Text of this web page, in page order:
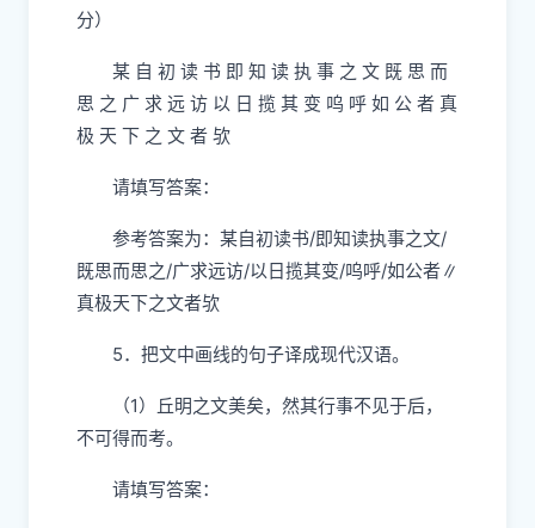
分）
某 自 初 读 书 即 知 读 执 事 之 文 既 思 而
思 之 广 求 远 访 以 日 揽 其 变 呜 呼 如 公 者 真
极 天 下 之 文 者 欤
请填写答案：
参考答案为：某自初读书/即知读执事之文/
既思而思之/广求远访/以日揽其变/呜呼/如公者∥
真极天下之文者欤
5．把文中画线的句子译成现代汉语。
（1）丘明之文美矣，然其行事不见于后，
不可得而考。
请填写答案：